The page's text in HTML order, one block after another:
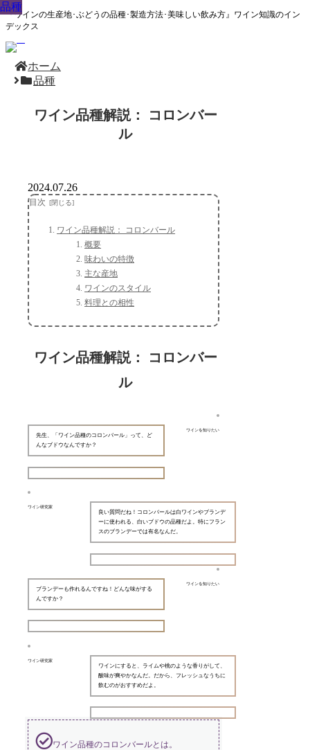
『ワインの生産地･ぶどうの品種･製造方法･美味しい飲み方』ワイン知識のイン
デックス
ホーム
品種
ワイン品種解説： コロンバー
ル
品種
2024.07.26
目次
ワイン品種解説： コロンバール
概要
味わいの特徴
主な産地
ワインのスタイル
料理との相性
ワイン品種解説： コロンバー
ル
ワインを知りたい
先生、「ワイン品種のコロンバール」って、ど
んなブドウなんですか？
ワイン研究家
良い質問だね！コロンバールは白ワインやブランデ
ーに使われる、白いブドウの品種だよ。特にフラン
スのブランデーでは有名なんだ。
ワインを知りたい
ブランデーも作れるんですね！どんな味がする
んですか？
ワイン研究家
ワインにすると、ライムや桃のような香りがして、
酸味が爽やかなんだ。だから、フレッシュなうちに
飲むのがおすすめだよ。
ワイン品種のコロンバールとは。
品種
品種
品種
品種
品種
品種
品種
品種